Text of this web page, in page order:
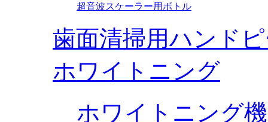
超音波スケーラー用ボトル
歯面清掃用ハンド
ホワイトニング
ホワイトニング